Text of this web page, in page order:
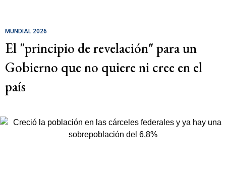
MUNDIAL 2026
El "principio de revelación" para un
Gobierno que no quiere ni cree en el
país